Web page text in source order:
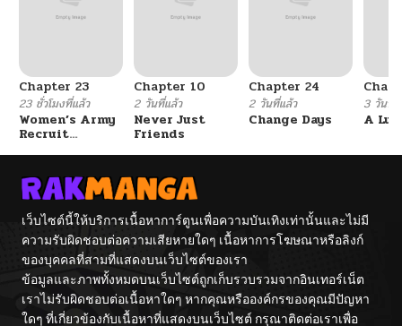
Chapter 23
23 ชั่วโมงที่แล้ว
Women’s Army
Recruit
Chapter 10
2 วันที่แล้ว
Never Just
Friends
Chapter 24
2 วันที่แล้ว
Change Days
3 วันที่
A
เว็บไซต์นี้ให้บริการเนื้อหาการ์ตูนเพื่อความบันเทิงเท่านั้นและไม่มี
ความรับผิดชอบต่อความเสียหายใดๆ เนื้อหาการโฆษณาหรือลิงก์
ของบุคคลที่สามที่แสดงบนเว็บไซต์ของเรา
ข้อมูลและภาพทั้งหมดบนเว็บไซต์ถูกเก็บรวบรวมจากอินเทอร์เน็ต
เราไม่รับผิดชอบต่อเนื้อหาใดๆ หากคุณหรือองค์กรของคุณมีปัญหา
ใดๆ ที่เกี่ยวข้องกับเนื้อหาที่แสดงบนเว็บไซต์ กรุณาติดต่อเราเพื่อ